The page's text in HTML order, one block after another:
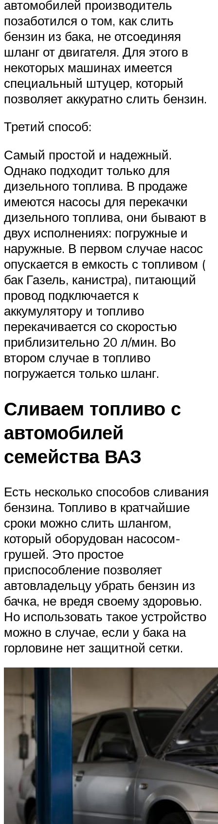
автомобилей производитель
позаботился о том, как слить
бензин из бака, не отсоединяя
шланг от двигателя. Для этого в
некоторых машинах имеется
специальный штуцер, который
позволяет аккуратно слить бензин.
Третий способ:
Самый простой и надежный.
Однако подходит только для
дизельного топлива. В продаже
имеются насосы для перекачки
дизельного топлива, они бывают в
двух исполнениях: погружные и
наружные. В первом случае насос
опускается в емкость с топливом (
бак Газель, канистра), питающий
провод подключается к
аккумулятору и топливо
перекачивается со скоростью
приблизительно 20 л/мин. Во
втором случае в топливо
погружается только шланг.
Сливаем топливо с
автомобилей
семейства ВАЗ
Есть несколько способов сливания
бензина. Топливо в кратчайшие
сроки можно слить шлангом,
который оборудован насосом-
грушей. Это простое
приспособление позволяет
автовладельцу убрать бензин из
бачка, не вредя своему здоровью.
Но использовать такое устройство
можно в случае, если у бака на
горловине нет защитной сетки.